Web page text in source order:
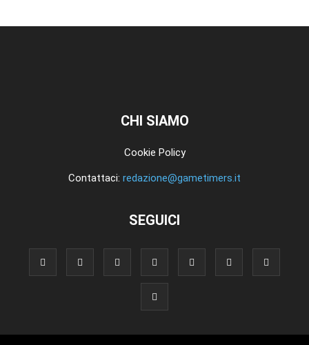
CHI SIAMO
Cookie Policy
Contattaci: redazione@gametimers.it
SEGUICI